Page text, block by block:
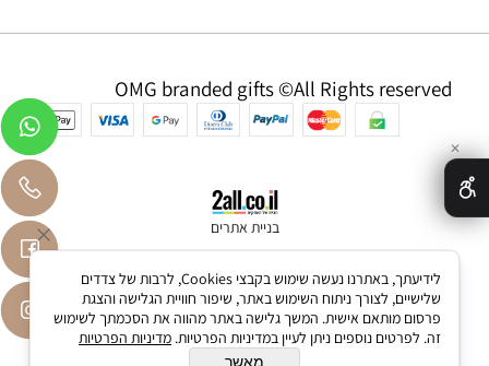
בניית אתרים
✕
לידיעתך, באתרנו נעשה שימוש בקבצי Cookies, לרבות של צדדים
שלישיים, לצורך ניתוח השימוש באתר, שיפור חוויית הגלישה והצגת
פרסום מותאם אישית. המשך גלישה באתר מהווה את הסכמתך לשימוש
זה. לפרטים נוספים ניתן לעיין במדיניות הפרטיות. מדיניות הפרטיות
מאשר